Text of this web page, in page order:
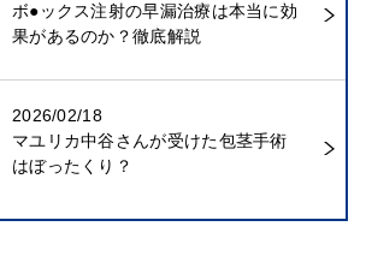
ボ●ックス注射の早漏治療は本当に効
果があるのか？徹底解説
2026/02/18
マユリカ中谷さんが受けた包茎手術
はぼったくり？